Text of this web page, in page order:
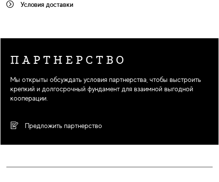
Условия доставки
ПАРТНЕРСТВО
Мы открыты обсуждать условия партнерства, чтобы выстроить
крепкий и долгосрочный фундамент для взаимной выгодной
кооперации.
Предложить партнерство